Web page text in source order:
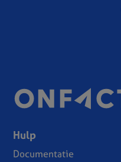
Hulp
Documentatie